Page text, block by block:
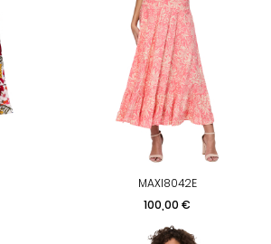
MAXI8042E
Prix
100,00 €